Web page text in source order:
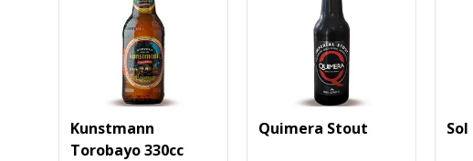
Kunstmann
Torobayo 330cc
Quimera Stout Sol